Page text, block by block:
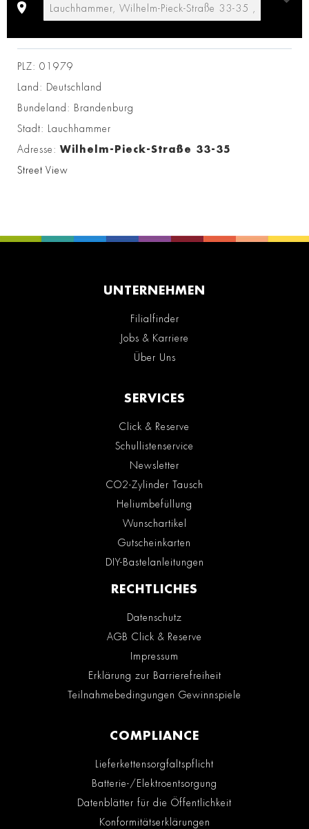
PLZ: 01979
Land: Deutschland
Bundeland: Brandenburg
Stadt: Lauchhammer
Adresse: Wilhelm-Pieck-Straße 33-35
Street View
UNTERNEHMEN
Filialfinder
Jobs & Karriere
Über Uns
SERVICES
Click & Reserve
Schullistenservice
Newsletter
CO2-Zylinder Tausch
Heliumbefüllung
Wunschartikel
Gutscheinkarten
DIY-Bastelanleitungen
RECHTLICHES
Datenschutz
AGB Click & Reserve
Impressum
Erklärung zur Barrierefreiheit
Teilnahmebedingungen Gewinnspiele
COMPLIANCE
Lieferkettensorgfaltspflicht
Batterie-/Elektroentsorgung
Datenblätter für die Öffentlichkeit
Konformitätserklärungen